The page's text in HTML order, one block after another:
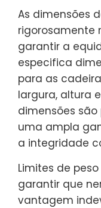
As dimensões
rigorosamente
garantir a
especifica
para as
largura, altura
dimensões
uma ampla
a integridade
Limites de
garantir que
vantagem